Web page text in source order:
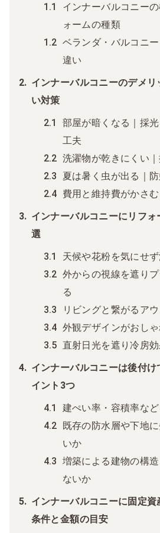
インナーバルコニー
ォームの種類
ベランダ・バルコニ
違い
インナーバルコニーのデメ
い対策
部屋が暗くなる｜採
工夫
洗濯物が乾きにくい
夏は暑く虫が出る｜
費用と維持費がかさ
インナーバルコニーにリフ
選
天候や花粉を気にせ
外からの視線を遮り
る
リビングと繋がるア
外観デザインがおし
直射日光を遮り冷房
インナーバルコニーは後付
イント3つ
建ぺい率・容積率な
既存の防水層や下地
いか
増築による建物の構
ないか
インナーバルコニーに固定
条件と金額の目安